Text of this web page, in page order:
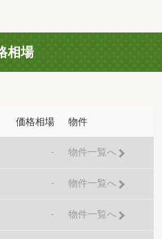
相場
価格相場 物件
- 物件一覧へ
- 物件一覧へ
- 物件一覧へ